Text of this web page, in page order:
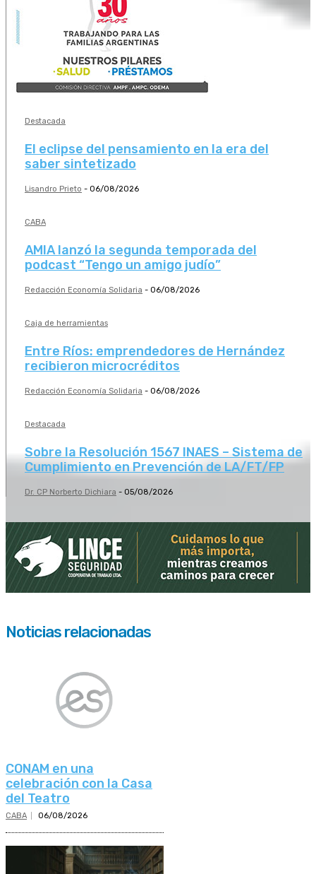
Destacada
El eclipse del pensamiento en la era del
saber sintetizado
Lisandro Prieto - 06/08/2026
CABA
AMIA lanzó la segunda temporada del
podcast “Tengo un amigo judío”
Redacción Economía Solidaria - 06/08/2026
Caja de herramientas
Entre Ríos: emprendedores de Hernández
recibieron microcréditos
Redacción Economía Solidaria - 06/08/2026
Destacada
Sobre la Resolución 1567 INAES – Sistema de
Cumplimiento en Prevención de LA/FT/FP
Dr. CP Norberto Dichiara - 05/08/2026
Noticias relacionadas
CONAM en una
celebración con la Casa
del Teatro
CABA 06/08/2026